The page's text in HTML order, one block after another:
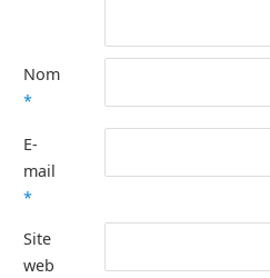
Nom
*
E-
mail
*
Site
web